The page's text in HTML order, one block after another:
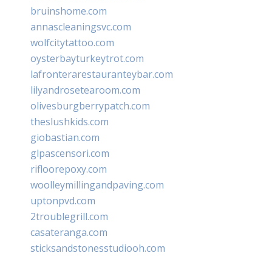
bruinshome.com
annascleaningsvc.com
wolfcitytattoo.com
oysterbayturkeytrot.com
lafronterarestauranteybar.com
lilyandrosetearoom.com
olivesburgberrypatch.com
theslushkids.com
giobastian.com
glpascensori.com
rifloorepoxy.com
woolleymillingandpaving.com
uptonpvd.com
2troublegrill.com
casateranga.com
sticksandstonesstudiooh.com